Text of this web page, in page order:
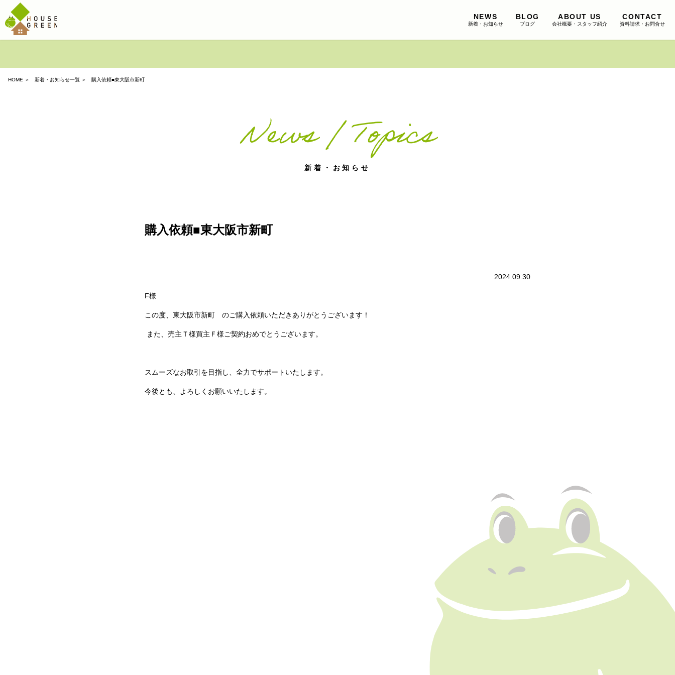
NEWS
新着・お知らせ
BLOG
ブログ
ABOUT US
会社概要・スタッフ紹介
CONTACT
資料請求・お問合せ
HOME ＞ 新着・お知らせ一覧 ＞ 購入依頼■東大阪市新町
News / Topics
新着・お知らせ
購入依頼■東大阪市新町
2024.09.30
F様
この度、東大阪市新町 のご購入依頼いただきありがとうございます！
また、売主 Ｔ 様買主Ｆ様ご契約おめでとうございます。
スムーズなお取引を目指し、全力でサポートいたします。
今後とも、よろしくお願いいたします。